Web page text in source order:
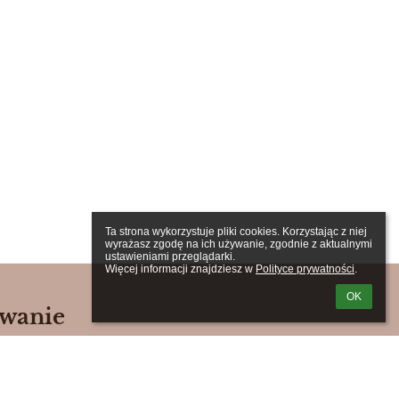
Ta strona wykorzystuje pliki cookies. Korzystając z niej
wyrażasz zgodę na ich używanie, zgodnie z aktualnymi
ustawieniami przeglądarki.
Więcej informacji znajdziesz w Polityce prywatności.
OK